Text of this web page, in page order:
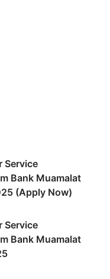
Service
Bank Muamalat
(Apply Now)
Service
Bank Muamalat